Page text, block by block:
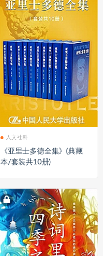
人文社科
《亚里士多德全集》(典藏
本/套装共10册)